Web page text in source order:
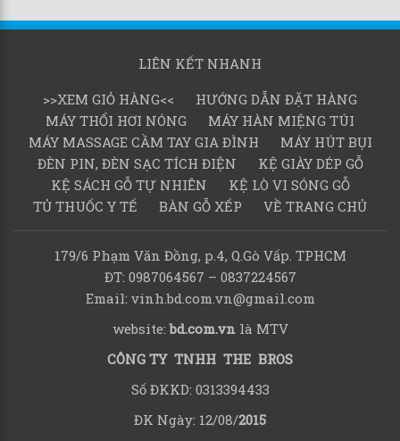
LIÊN KẾT NHANH
>>XEM GIỎ HÀNG<<
HƯỚNG DẪN ĐẶT HÀNG
MÁY THỔI HƠI NÓNG
MÁY HÀN MIỆNG TÚI
MÁY MASSAGE CẦM TAY GIA ĐÌNH
MÁY HÚT BỤI
ĐÈN PIN, ĐÈN SẠC TÍCH ĐIỆN
KỆ GIÀY DÉP GỖ
KỆ SÁCH GỖ TỰ NHIÊN
KỆ LÒ VI SÓNG GỖ
TỦ THUỐC Y TẾ
BÀN GỖ XẾP VỀ TRANG CHỦ
179/6 Phạm Văn Đồng, p.4, Q.Gò Vấp. TPHCM
ĐT: 0987064567 – 0837224567
Email: vinh.bd.com.vn@gmail.com
website:bd.com.vnlà MTV
CÔNG TY TNHH THE BROS
Số ĐKKD: 0313394433
ĐK Ngày: 12/08/2015